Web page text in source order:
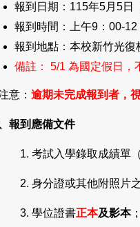
報到日期：115年5月5日
報到時間：上午9：00-
報到地點：本校新竹光
備註： 5/1 為國定假日，
意：逾期未完成報到者，
報到應備文件
1.考試入學錄取成績單
2.身分證或其他附照片
3.學位證書正本及影本